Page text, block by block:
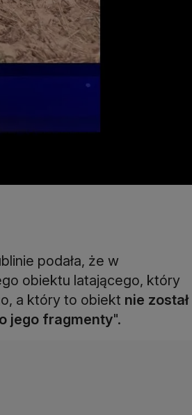
podała, że w
obiektu latającego, który
a który to obiekt nie został
jego fragmenty".